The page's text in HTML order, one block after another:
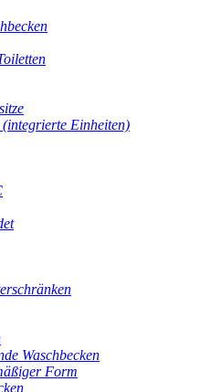
Einheiten)
Waschbecken
Form